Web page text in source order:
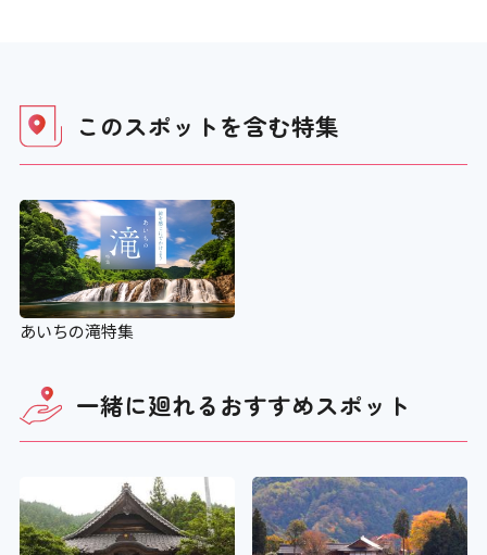
このスポットを含む特集
あいちの滝特集
一緒に廻れるおすすめスポット